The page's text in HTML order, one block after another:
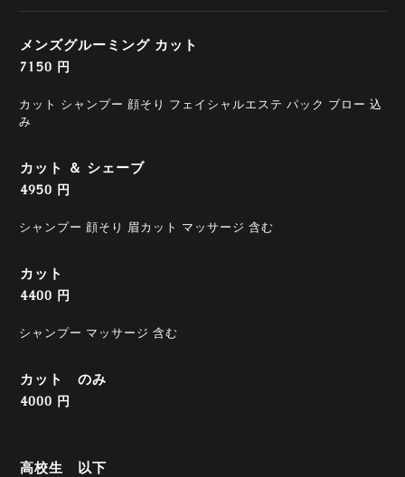
メンズグルーミング カット
7150 円
カット シャンプー 顔そり フェイシャルエステ パック ブロー 込
み
カット ＆ シェーブ
4950 円
シャンプー 顔そり 眉カット マッサージ 含む
カット
4400 円
シャンプー マッサージ 含む
カット のみ
4000 円
高校生 以下